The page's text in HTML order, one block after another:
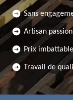
Sans
Artisan
Prix imbattable
Travail de